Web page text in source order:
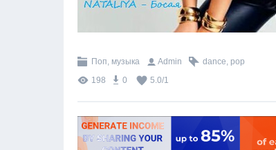
Поп, музыка Admin dance, pop
198
0 5.0/1